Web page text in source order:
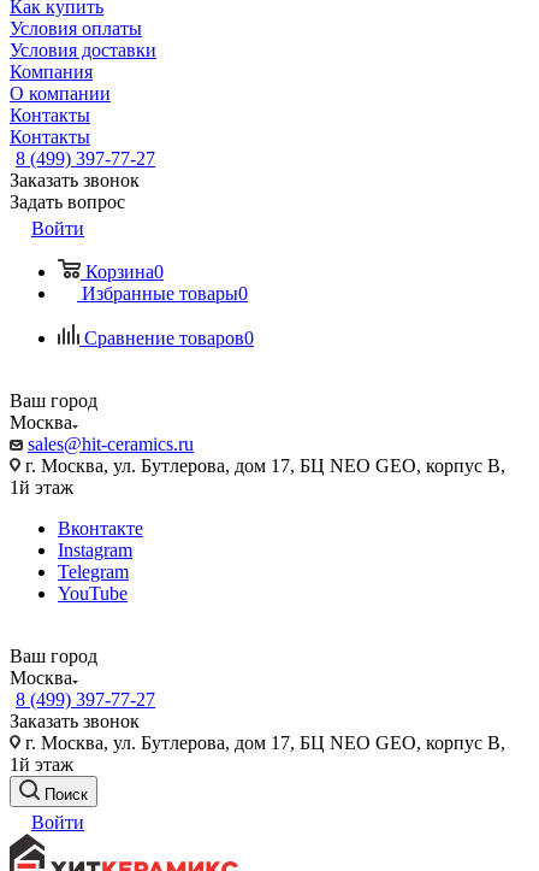
Как купить
Условия оплаты
Условия доставки
Компания
О компании
Контакты
Контакты
8 (499) 397-77-27
Заказать звонок
Задать вопрос
Войти
Корзина0
Избранные товары0
Сравнение товаров0
Ваш город
Москва
sales@hit-ceramics.ru
г. Москва, ул. Бутлерова, дом 17, БЦ NEO GEO, корпус В,
1й этаж
Вконтакте
Instagram
Telegram
YouTube
Ваш город
Москва
8 (499) 397-77-27
Заказать звонок
г. Москва, ул. Бутлерова, дом 17, БЦ NEO GEO, корпус В,
1й этаж
Поиск
Войти